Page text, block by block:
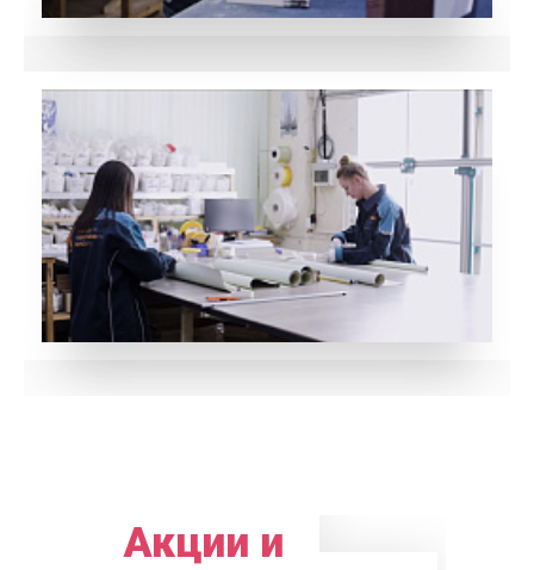
Акции и